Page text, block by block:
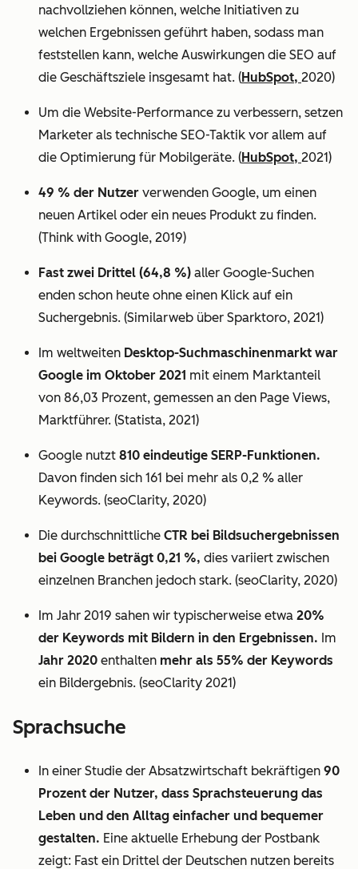
nachvollziehen können, welche Initiativen zu
welchen Ergebnissen geführt haben, sodass man
feststellen kann, welche Auswirkungen die SEO auf
die Geschäftsziele insgesamt hat. (HubSpot, 2020)
Um die Website-Performance zu verbessern, setzen
Marketer als technische SEO-Taktik vor allem auf
die Optimierung für Mobilgeräte. (HubSpot, 2021)
49 % der Nutzer verwenden Google, um einen
neuen Artikel oder ein neues Produkt zu finden.
(Think with Google, 2019)
Fast zwei Drittel (64,8 %) aller Google-Suchen
enden schon heute ohne einen Klick auf ein
Suchergebnis. (Similarweb über Sparktoro, 2021)
Im weltweiten Desktop-Suchmaschinenmarkt war
Google im Oktober 2021 mit einem Marktanteil
von 86,03 Prozent, gemessen an den Page Views,
Marktführer. (Statista, 2021)
Google nutzt 810 eindeutige SERP-Funktionen.
Davon finden sich 161 bei mehr als 0,2 % aller
Keywords. (seoClarity, 2020)
Die durchschnittliche CTR bei Bildsuchergebnissen
bei Google beträgt 0,21 %, dies variiert zwischen
einzelnen Branchen jedoch stark. (seoClarity, 2020)
Im Jahr 2019 sahen wir typischerweise etwa 20%
der Keywords mit Bildern in den Ergebnissen. Im
Jahr 2020 enthalten mehr als 55% der Keywords
ein Bildergebnis. (seoClarity 2021)
Sprachsuche
In einer Studie der Absatzwirtschaft bekräftigen 90
Prozent der Nutzer, dass Sprachsteuerung das
Leben und den Alltag einfacher und bequemer
gestalten. Eine aktuelle Erhebung der Postbank
zeigt: Fast ein Drittel der Deutschen nutzen bereits